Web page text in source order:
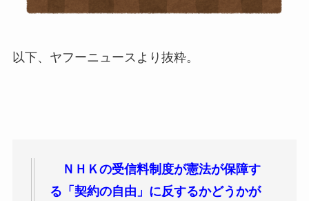
以下、ヤフーニュースより抜粋。
ＮＨＫの受信料制度が憲法が保障す
る「契約の自由」に反するかどうかが